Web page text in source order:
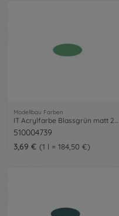
Modellbau Farben
510004739
3,69 €
1 l = 184,50 €